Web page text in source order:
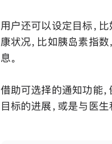
用户还可以设定目标，
康状况，比如胰岛素指
息。
借助可选择的通知功能
目标的进展，或是与医